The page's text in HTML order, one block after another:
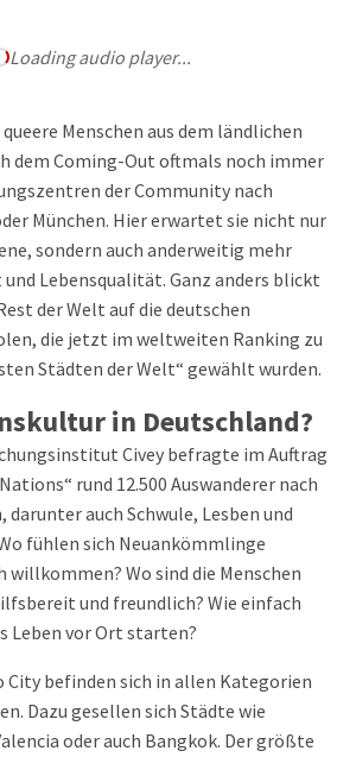
Loading audio player...
Menschen aus dem ländlichen
dem Coming-Out oftmals noch immer
der Community nach
München. Hier erwartet sie nicht nur
sondern auch anderweitig mehr
Lebensqualität. Ganz anders blickt
der Welt auf die deutschen
die jetzt im weltweiten Ranking zu
Städten der Welt“ gewählt wurden.
in Deutschland?
Civey befragte im Auftrag
rund 12.500 Auswanderer nach
auch Schwule, Lesben und
fühlen sich Neuankömmlinge
willkommen? Wo sind die Menschen
und freundlich? Wie einfach
Leben vor Ort starten?
City befinden sich in allen Kategorien
Dazu gesellen sich Städte wie
oder auch Bangkok. Der größte